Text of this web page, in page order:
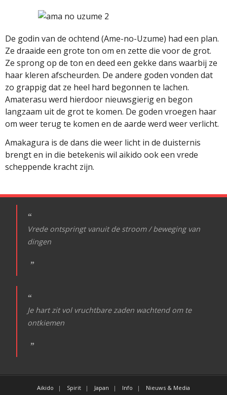
De godin van de ochtend (Ame-no-Uzume) had een plan.
Ze draaide een grote ton om en zette die voor de grot.
Ze sprong op de ton en deed een gekke dans waarbij ze
haar kleren afscheurden. De andere goden vonden dat
zo grappig dat ze heel hard begonnen te lachen.
Amaterasu werd hierdoor nieuwsgierig en begon
langzaam uit de grot te komen. De goden vroegen haar
om weer terug te komen en de aarde werd weer verlicht.
Amakagura is de dans die weer licht in de duisternis
brengt en in die betekenis wil aikido ook een vrede
scheppende kracht zijn.
Vrede ontspringt vanuit de stroom / beweging van
dingen
Je hart zit vol vruchtbare zaden wachtend om te
ontkiemen
Aikido Spirit Japan Info Nieuws & Media